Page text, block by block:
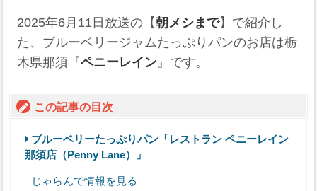
2025年6月11日 放送の【朝メシまで】で紹介し
た、ブルーベリージャムたっぷりパンのお店は栃
木県那須『ペニーレイン』です。
この記事の目次
ブルーベリーたっぷりパン「レストラン ペニーレイン
那須店（Penny Lane）」
じゃらんで情報を見る